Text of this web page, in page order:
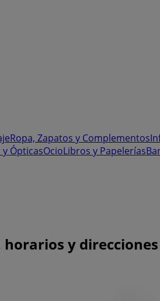
Ropa, Zapatos y Complementos
y ÓpticasOcioLibros y Papelerías
horarios y direcciones